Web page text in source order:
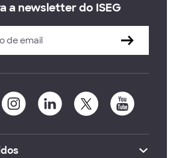
a newsletter do ISEG